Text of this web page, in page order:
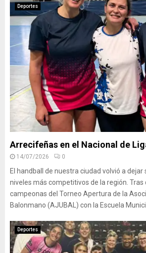
Deportes
Arrecifeñas en el Nacional de
14/07/2026 0
El handball de nuestra ciudad volvió a dejar
niveles más competitivos de la región. Tras
campeonas del Torneo Apertura de la
Balonmano (AJUBAL) con la Escuela
Deportes